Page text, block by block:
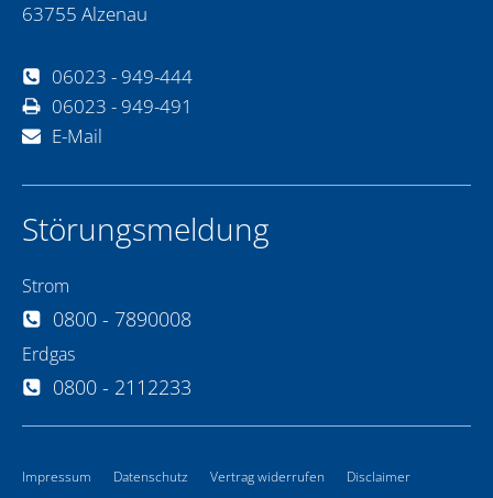
63755 Alzenau
06023 - 949-444
06023 - 949-491
E-Mail
Störungsmeldung
Strom
0800 - 7890008
Erdgas
0800 - 2112233
Impressum Datenschutz Vertrag widerrufen Disclaimer